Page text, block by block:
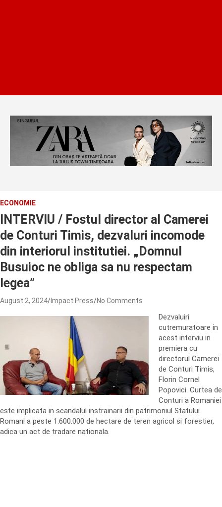
ECONOMIE
INTERVIU / Fostul director al Camerei
de Conturi Timis, dezvaluri incomode
din interiorul institutiei. „Domnul
Busuioc ne obliga sa nu respectam
legea”
August 2, 2024 Impact Press No Comments
Dezvaluiri
cutremuratoare in
acest interviu in
premiera cu
directorul Camerei
de Conturi Timis,
Florin Cornel
Popovici. Curtea de
Conturi a Romaniei
este implicata in scandalul instrainarii din patrimoniul Statului
Romani a peste 1.600.000 de hectare de teren agricol si forestier,
adica un act de tradare nationala.